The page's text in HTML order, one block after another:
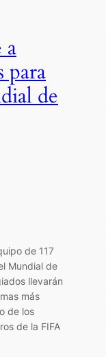
a
para
de
de 117
Mundial de
llevarán
más
de los
de la FIFA